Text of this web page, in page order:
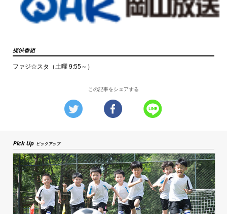
提供番組
ファジ☆スタ（土曜 9:55～）
この記事をシェアする
Pick Up ピックアップ